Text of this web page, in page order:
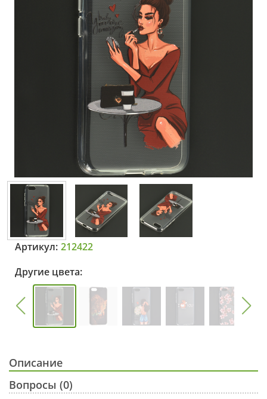
Артикул: 212422
Другие цвета:
Описание
Вопросы (0)